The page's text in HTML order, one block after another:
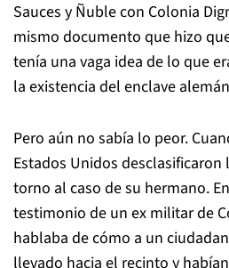
Sauces y Ñuble con Colonia
mismo documento que hizo
tenía una vaga idea de lo que
la existencia del enclave
Pero aún no sabía lo peor.
Estados Unidos
torno al caso de su hermano.
testimonio de un ex militar de
hablaba de cómo a un
llevado hacia el recinto y